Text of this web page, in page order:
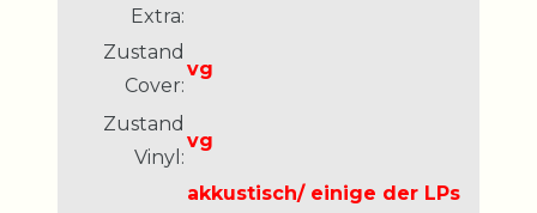
Extra:
Zustand
Cover:
vg
Zustand
Vinyl:
vg
akkustisch/ einige der LPs